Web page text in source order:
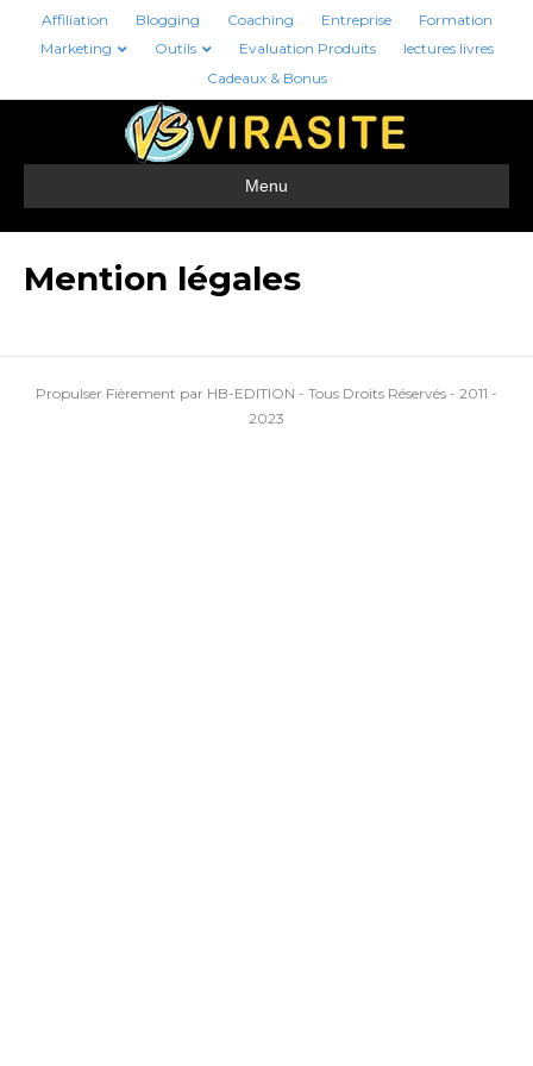
Affiliation Blogging Coaching Entreprise
Formation
Marketing
Outils Evaluation Produits
lectures livres
Cadeaux & Bonus
Menu
Mention légales
Propulser Fièrement par HB-EDITION - Tous Droits Réservés - 2011 -
2023